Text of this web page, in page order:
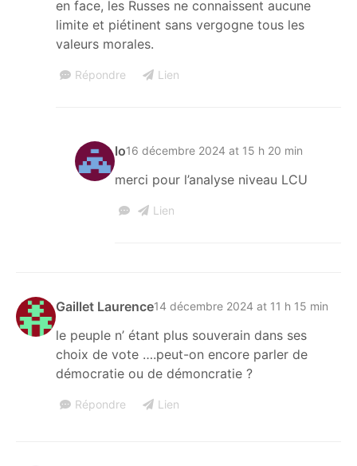
en face, les Russes ne connaissent aucune
limite et piétinent sans vergogne tous les
valeurs morales.
Répondre Lien
lo16 décembre 2024 at 15 h 20 min
merci pour l’analyse niveau LCU
Lien
Gaillet Laurence14 décembre 2024 at 11 h 15 min
le peuple n’ étant plus souverain dans ses
choix de vote ….peut-on encore parler de
démocratie ou de démoncratie ?
Répondre Lien